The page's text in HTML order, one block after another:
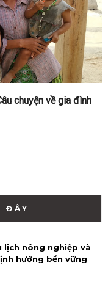
chuyện về gia đình
ĐÂY
lịch nông nghiệp và
hướng bền vững